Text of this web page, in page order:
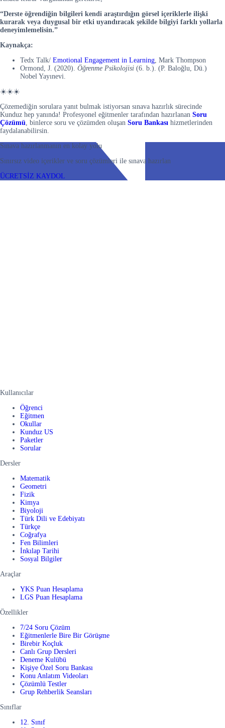
“Derste öğrendiğin bilgileri kendi araştırdığın görsel içeriklerle ilişki
kurarak veya duygusal bir etki uyandıracak şekilde bilgiyi farklı yollarla
deneyimlemelisin.”
Kaynakça:
Tedx Talk/ Emotional Engagement in Learning , Mark Thompson
Ormond, J. (2020). Öğrenme Psikolojisi (6. b.). (P. Baloğlu, Dü.)
Nobel Yayınevi.
☀️☀️☀️
Çözemediğin sorulara yanıt bulmak istiyorsan sınava hazırlık sürecinde
Kunduz hep yanında! Profesyonel eğitmenler tarafından hazırlanan Soru
Çözümü , binlerce soru ve çözümden oluşan Soru Bankası hizmetlerinden
faydalanabilirsin.
Sınava hazırlanmanın en kolay yolu
Sınırsız video içerikler ve soru çözümleri ile sınava hazırlan
ÜCRETSİZ KAYDOL
Kullanıcılar
Öğrenci
Eğitmen
Okullar
Kunduz US
Paketler
Sorular
Dersler
Matematik
Geometri
Fizik
Kimya
Biyoloji
Türk Dili ve Edebiyatı
Türkçe
Coğrafya
Fen Bilimleri
İnkılap Tarihi
Sosyal Bilgiler
Araçlar
YKS Puan Hesaplama
LGS Puan Hesaplama
Özellikler
7/24 Soru Çözüm
Eğitmenlerle Bire Bir Görüşme
Birebir Koçluk
Canlı Grup Dersleri
Deneme Kulübü
Kişiye Özel Soru Bankası
Konu Anlatım Videoları
Çözümlü Testler
Grup Rehberlik Seansları
Sınıflar
12. Sınıf